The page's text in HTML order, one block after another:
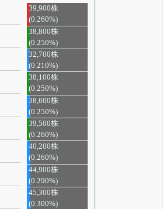
39,900株
(0.260%)
38,800株
(0.250%)
32,700株
(0.210%)
38,100株
(0.250%)
38,600株
(0.250%)
39,500株
(0.260%)
40,200株
(0.260%)
44,900株
(0.290%)
45,300株
(0.300%)